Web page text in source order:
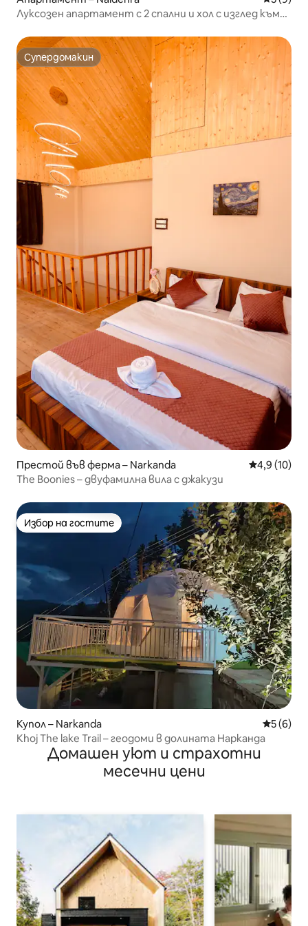
Луксозен апартамент с 2 спални и хол с изглед към
Супердомакин
Супердомакин
Престой във ферма – Narkanda Средна
4,9 (10)
The Boonies – двуфамилна вила с джакузи
Избор на гостите
Избор на гостите
Купол – Narkanda Средна
5 (6)
Khoj The lake Trail – геодоми в долината Нарканда
Домашен уют и страхотни
месечни цени